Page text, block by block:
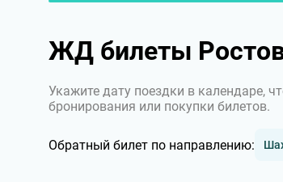
ЖД билеты
Укажите дату поездки в календаре,
бронирования или покупки билетов.
Обратный билет по направлению: